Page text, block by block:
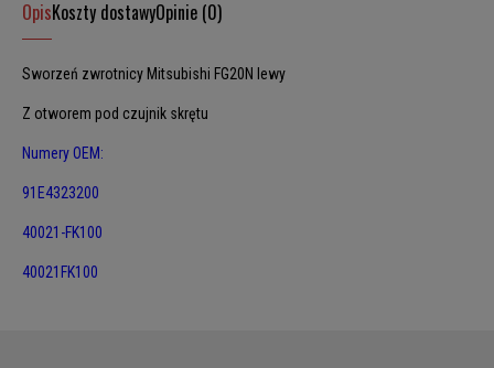
OpisKoszty dostawyOpinie (0)
Sworzeń zwrotnicy Mitsubishi FG20N lewy
Z otworem pod czujnik skrętu
Numery OEM:
91E4323200
40021-FK100
40021FK100